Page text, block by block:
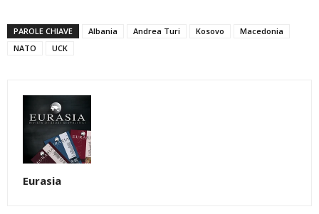
PAROLE CHIAVE Albania Andrea Turi Kosovo
Macedonia
NATO
UCK
Eurasia